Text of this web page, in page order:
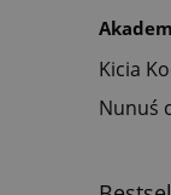
Kicia
Nunuś